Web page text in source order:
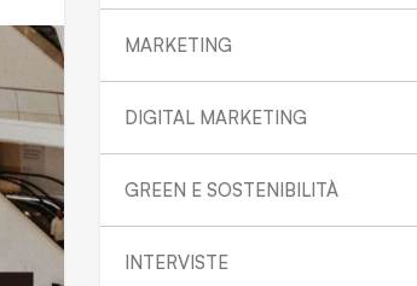
MARKETING
DIGITAL MARKETING
GREEN E SOSTENIBILITÀ
INTERVISTE